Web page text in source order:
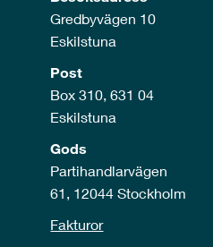
Gredbyvägen 10
Eskilstuna
Post
Box 310, 631 04
Eskilstuna
Gods
Partihandlarvägen
61, 12044 Stockholm
Fakturor